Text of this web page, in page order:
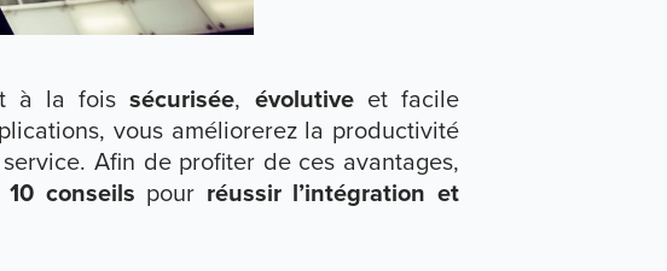
à la foissécurisée, évolutiveet facile
vous améliorerez la productivité
Afin de profiter de ces avantages,
10 conseils pour réussir l’intégration et